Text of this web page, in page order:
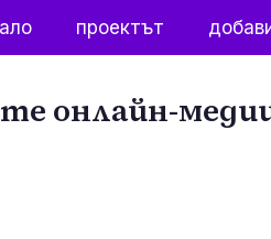
проектът
онлайн-